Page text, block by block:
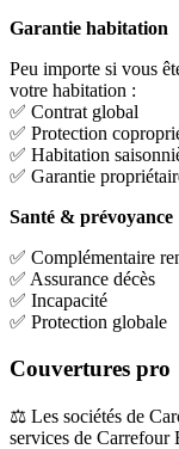
Garantie habitation
Peu importe si vous
votre habitation :
✅ Contrat global
✅ Protection
✅ Habitation
✅ Garantie
Santé & prévoyance
✅ Complémentaire
✅ Assurance décès
✅ Incapacité
✅ Protection globale
Couvertures pro
⚖️ Les sociétés de
services de Carrefour